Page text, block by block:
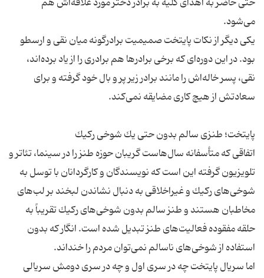
یكی دیگر از نكات پایتخت صمیمیت برادرگونه میان نقی و ارسطو
بود. در این دوره‌ای كه برخی برادرها هم برادری را از یاد برده‌اند،
نقی، پسر خاله‌اش را مانند برادر زیر پر و بال خود گرفته و برای
اتفاقی كه متأسفانه سال‌هاست گریبان حوزه طنز را در سینما، تئاتر و
تلویزیون گرفته این است كه نویسندگان و كارگردانان با توسل به
شوخی‌های ركیك و غیراخلاقی به دنبال نشاندن لبخند بر لب‌های
مخاطبان هستند و طنز سالم بدون شوخی‌های ركیك تقریباً به
حلقه مفقوده فعالیت‌های طنز تبدیل شده است. انگار كه بدون
اما سریال پایتخت چه در سری اول و چه در سری دومش سریالی